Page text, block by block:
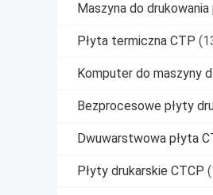
Maszyna do drukowania
Płyta termiczna CTP
Komputer do maszyny
Bezprocesowe płyty
Dwuwarstwowa płyta
Płyty drukarskie CTCP